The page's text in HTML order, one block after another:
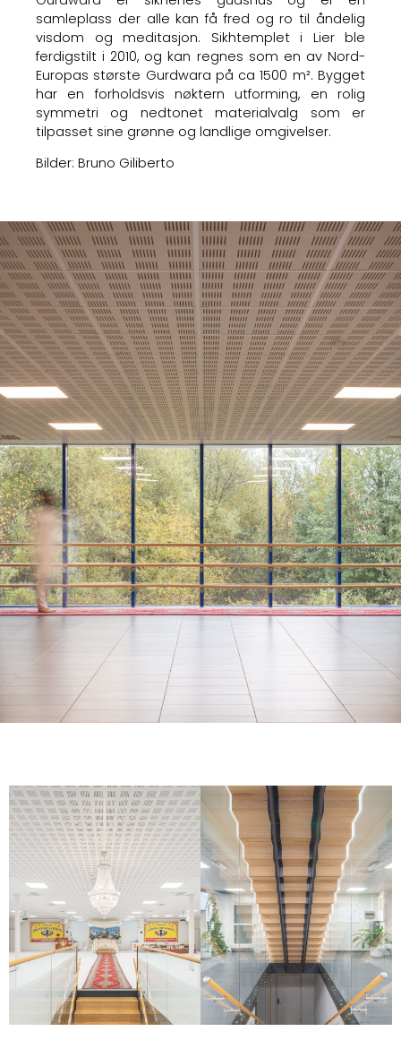
samleplass der alle kan få fred og ro til åndelig
visdom og meditasjon. Sikhtemplet i Lier ble
ferdigstilt i 2010, og kan regnes som en av Nord-
Europas største Gurdwara på ca 1500 m². Bygget
har en forholdsvis nøktern utforming, en rolig
symmetri og nedtonet materialvalg som er
tilpasset sine grønne og landlige omgivelser.
Bilder: Bruno Giliberto